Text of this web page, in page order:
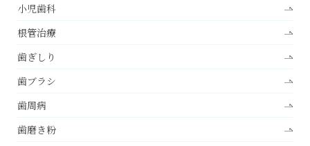
小児歯科
根管治療
歯ぎしり
歯ブラシ
歯周病
歯磨き粉